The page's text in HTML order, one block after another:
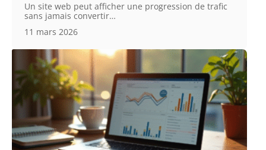
Un site web peut afficher une progression de trafic
sans jamais convertir…
11 mars 2026